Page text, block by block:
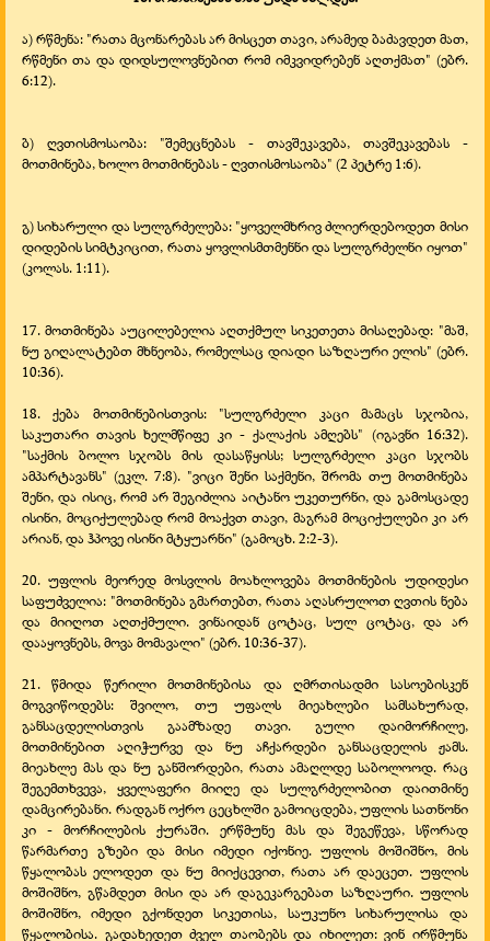
ა) რწმენა: "რათა მცონარებას არ მისცეთ თავი, არამედ ბაძავდეთ მათ,
რწმენი თა და დიდსულოვნებით რომ იმკვიდრებენ აღთქმათ" (ებრ.
6:12).
ბ) ღვთისმოსაობა: "შემეცნებას -
თავშეკავება, თავშეკავებას -
მოთმინება, ხოლო მოთმინებას -ღვთისმოსაობა" (2 პეტრე 1:6).
გ) სიხარული და სულგრძელება: "ყოველმხრივ ძლიერდებოდეთ მისი
დიდების სიმტკიცით, რათა ყოვლისმთმენნი და სულგრძელნი იყოთ"
(კოლას. 1:11).
17. მოთმინება აუცილებელია აღთქმულ სიკეთეთა მისაღებად: "მაშ,
ნუ გიღალატებთ მხნეობა, რომელსაც დიადი საზღაური ელის" (ებრ.
10:36).
18. ქება მოთმინებისთვის: "სულგრძელი კაცი მამაცს სჯობია,
საკუთარი თავის ხელმწიფე კი - ქალაქის ამღებს" (იგავნი 16:32).
"საქმის ბოლო სჯობს მის დასაწყისს; სულგრძელი კაცი სჯობს
ამპარტავანს" (ეკლ. 7:8). "ვიცი შენი საქმენი, შრომა თუ მოთმინება
შენი, და ისიც, რომ არ შეგიძლია აიტანო უკეთურნი, და გამოსცადე
ისინი, მოციქულებად რომ მოაქვთ თავი, მაგრამ მოციქულები კი არ
არიან, და ჰპოვე ისინი მტყუარნი" (გამოცხ. 2:2-3).
20. უფლის მეორედ მოსვლის მოახლოვება მოთმინების უდიდესი
საფუძველია: "მოთმინება გმართებთ, რათა აღასრულოთ ღვთის ნება
და მიიღოთ აღთქმული. ვინაიდან ცოტაც, სულ ცოტაც, და არ
დააყოვნებს, მოვა მომავალი" (ებრ. 10:36-37).
21. წმიდა წერილი მოთმინებისა და ღმრთისადმი სასოებისკენ
მოგვიწოდებს: შვილო, თუ უფალს მიეახლები სამსახურად,
განსაცდელისთვის გაამზადე თავი. გული დაიმორჩილე,
მოთმინებით აღიჭურვე და ნუ აჩქარდები განსაცდელის ჟამს.
მიეახლე მას და ნუ განშორდები, რათა ამაღლდე საბოლოოდ. რაც
შეგემთხვევა, ყველაფერი მიიღე და სულგრძელობით დაითმინე
დამცირებანი. რადგან ოქრო ცეცხლში გამოიცდება, უფლის სათნონი
კი - მორჩილების ქურაში. ერწმუნე მას და შეგეწევა, სწორად
წარმართე გზები და მისი იმედი იქონიე. უფლის მოშიშნო, მის
წყალობას ელოდეთ და ნუ მიიქცევით, რათა არ დაეცეთ. უფლის
მოშიშნო, გწამდეთ მისი და არ დაგეკარგებათ საზღაური. უფლის
მოშიშნო, იმედი გქონდეთ სიკეთისა, საუკუნო სიხარულისა და
წყალობისა. გადახედეთ ძველ თაობებს და იხილეთ: ვინ ირწმუნა